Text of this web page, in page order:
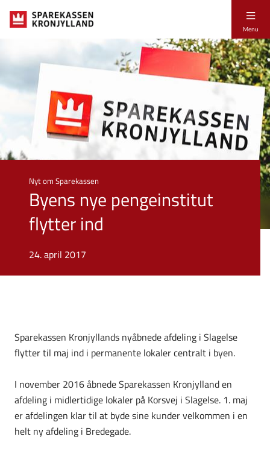
Menu
Nyt om Sparekassen
Byens nye pengeinstitut
flytter ind
24. april 2017
Sparekassen Kronjyllands nyåbnede afdeling i Slagelse
flytter til maj ind i permanente lokaler centralt i byen.
I november 2016 åbnede Sparekassen Kronjylland en
afdeling i midlertidige lokaler på Korsvej i Slagelse. 1. maj
er afdelingen klar til at byde sine kunder velkommen i en
helt ny afdeling i Bredegade.